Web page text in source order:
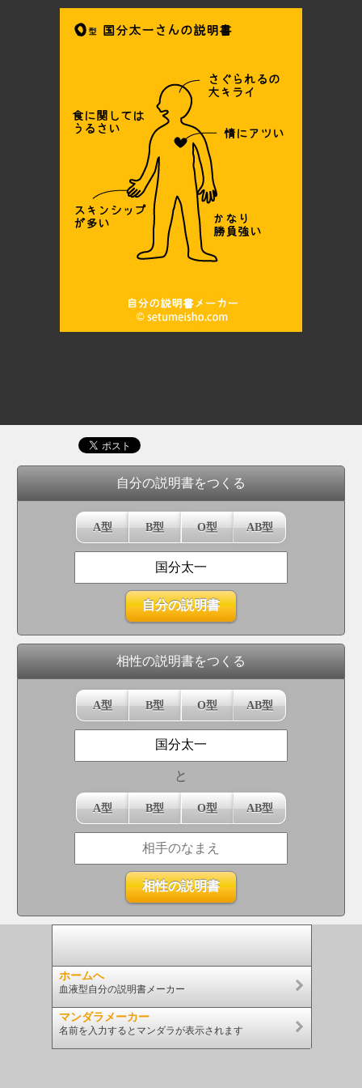
自分の説明書をつくる
A型 B型 O型 AB型
相性の説明書をつくる
A型 B型 O型 AB型
と
A型 B型 O型 AB型
ホームへ
血液型自分の説明書メーカー
マンダラメーカー
名前を入力するとマンダラが表示されます